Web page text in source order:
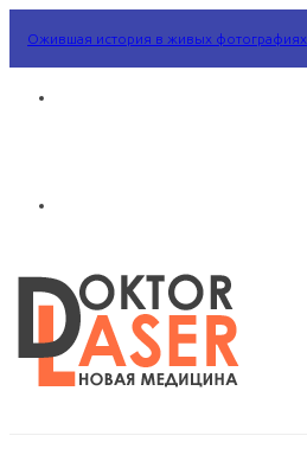
Ожившая история в живых фотографиях